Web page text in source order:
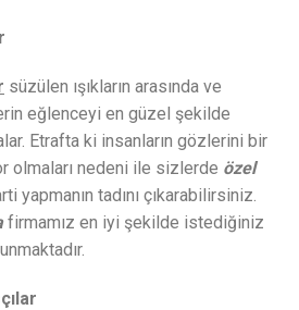
süzülen ışıkların arasında ve
eğlenceyi en güzel şekilde
Etrafta ki insanların gözlerini bir
olmaları nedeni ile sizlerde özel
yapmanın tadını çıkarabilirsiniz.
firmamız en iyi şekilde istediğiniz